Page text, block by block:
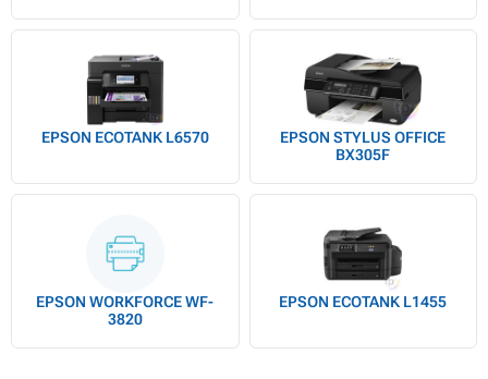
EPSON ECOTANK L6570
EPSON STYLUS OFFICE
BX305F
EPSON WORKFORCE WF-
3820
EPSON ECOTANK L1455